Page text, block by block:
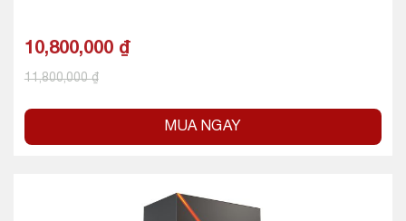
10,800,000 ₫
11,800,000₫
MUA NGAY